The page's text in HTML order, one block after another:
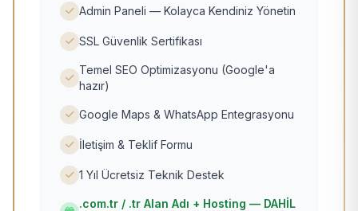
Admin Paneli — Kolayca Kendiniz Yönetin
SSL Güvenlik Sertifikası
Temel SEO Optimizasyonu (Google'a
hazır)
Google Maps & WhatsApp Entegrasyonu
İletişim & Teklif Formu
1 Yıl Ücretsiz Teknik Destek
.com.tr / .tr Alan Adı + Hosting — DAHİL